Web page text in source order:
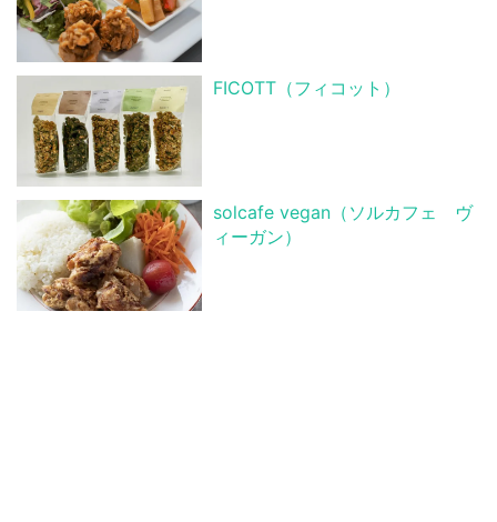
FICOTT（フィコット）
solcafe vegan（ソルカフェ ヴ
ィーガン）